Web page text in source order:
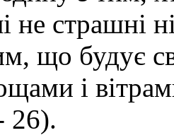
не страшні
що будує
і
26).